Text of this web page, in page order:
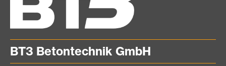
BT3 Betontechnik GmbH